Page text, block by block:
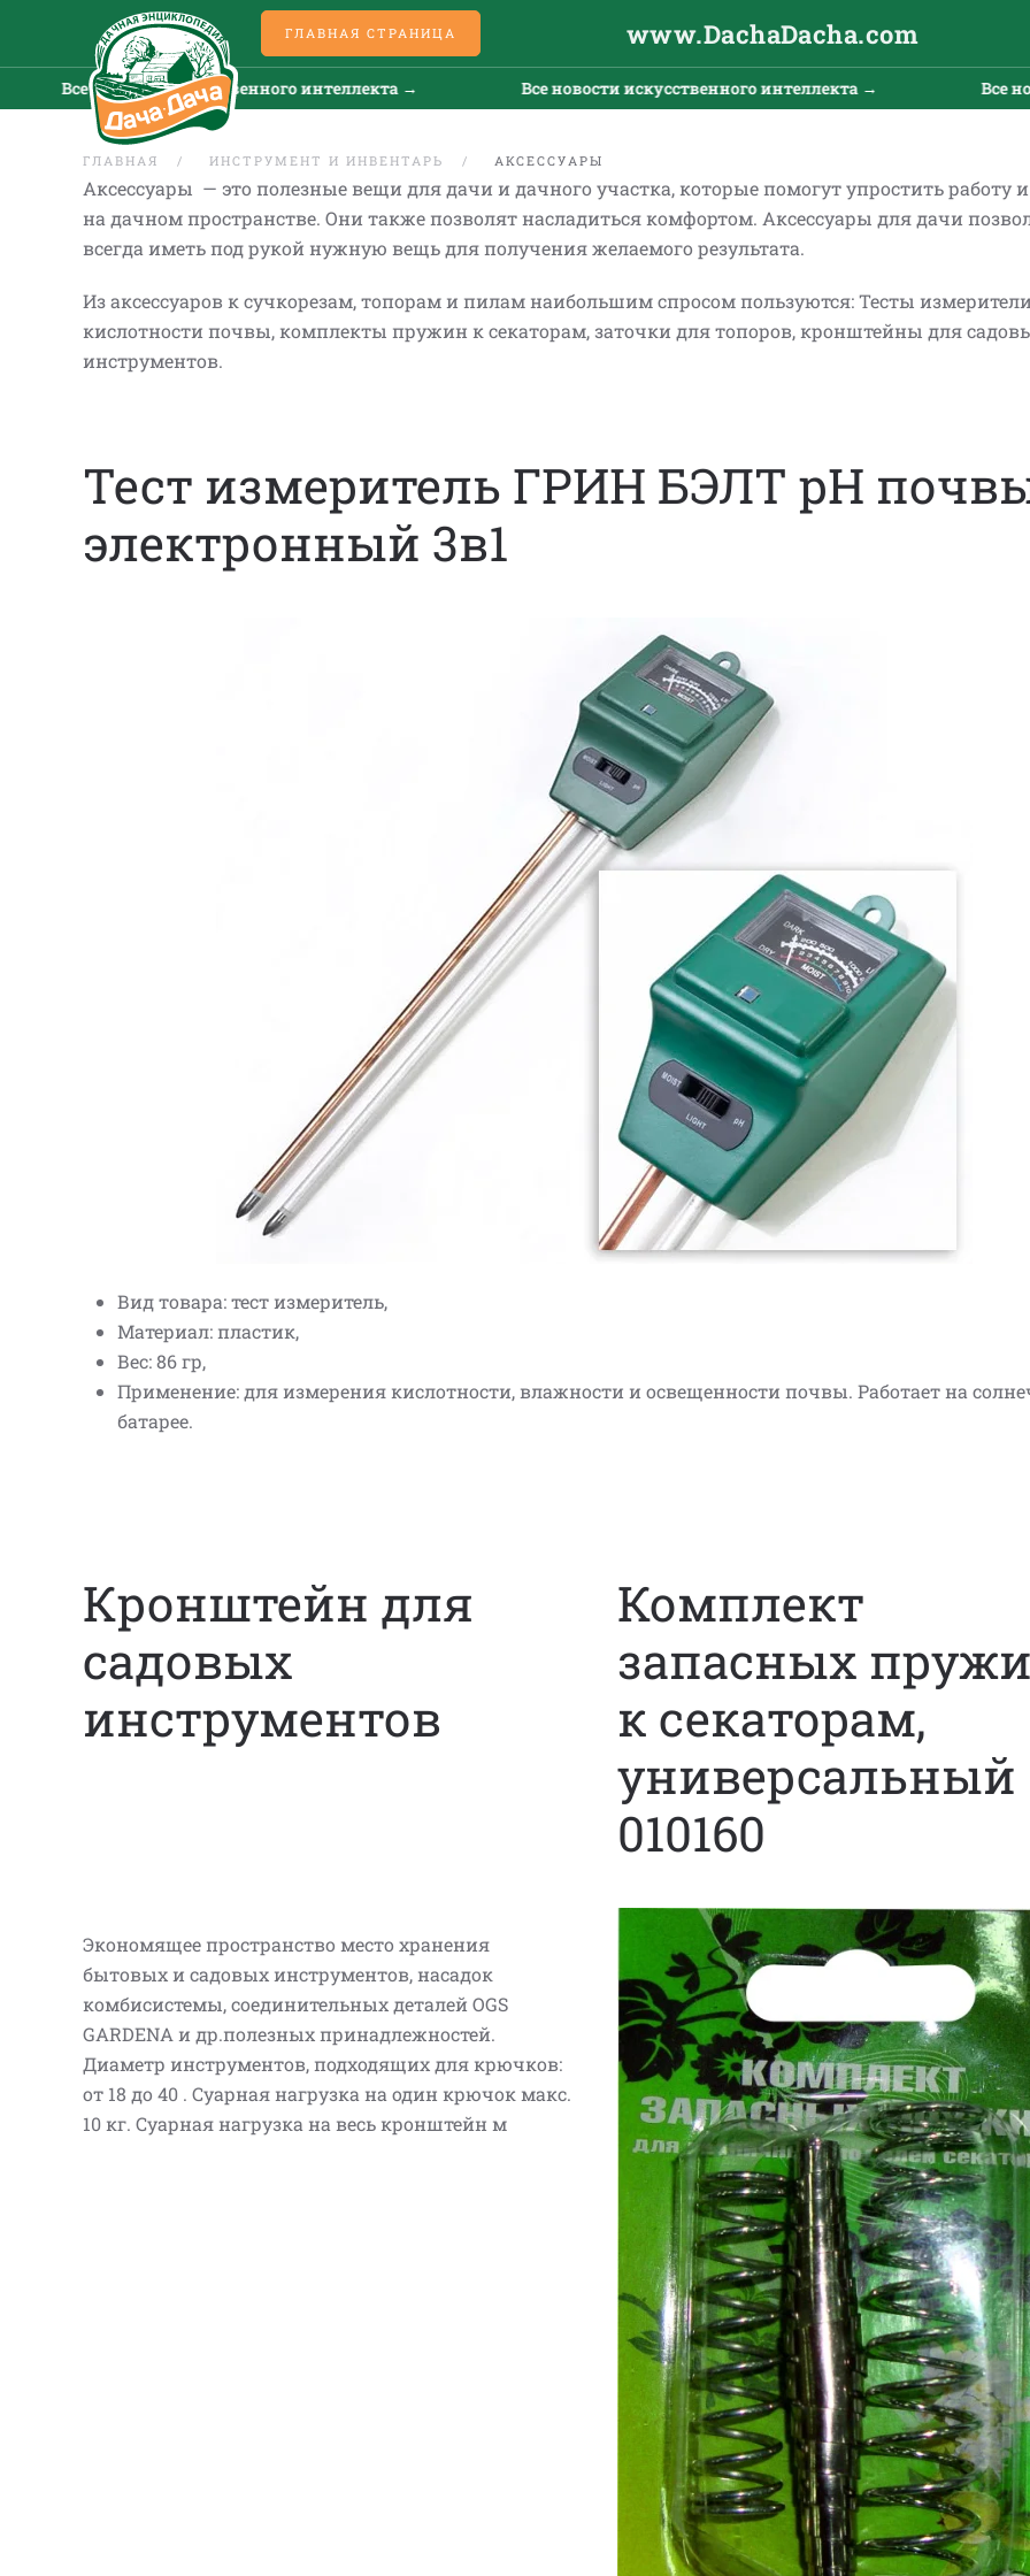
ГЛАВНАЯ СТРАНИЦА www.DachaDacha.com
Все новости искусственного интеллекта → Все новости искусственного интеллекта → Все
ГЛАВНАЯ ИНСТРУМЕНТ И ИНВЕНТАРЬ АКСЕССУАРЫ
Аксессуары — это полезные вещи для дачи и дачного участка, которые помогут упростить работу
на дачном пространстве. Они также позволят насладиться комфортом. Аксессуары для дачи
всегда иметь под рукой нужную вещь для получения желаемого результата.
Из аксессуаров к сучкорезам, топорам и пилам наибольшим спросом пользуются: Тесты
кислотности почвы, комплекты пружин к секаторам, заточки для топоров, кронштейны для
инструментов.
Тест измеритель ГРИН БЭЛТ pH
электронный 3в1
Вид товара: тест измеритель,
Материал: пластик,
Вес: 86 гр,
Применение: для измерения кислотности, влажности и освещенности почвы. Работает на
батарее.
Кронштейн для
садовых
инструментов
Экономящее пространство место хранения
бытовых и садовых инструментов, насадок
комбисистемы, соединительных деталей OGS
GARDENA и др.полезных принадлежностей.
Диаметр инструментов, подходящих для крючков:
от 18 до 40 . Суарная нагрузка на один крючок макс.
10 кг. Суарная нагрузка на весь кронштейн м
Комплект
запасных
к секаторам,
универсальный
010160